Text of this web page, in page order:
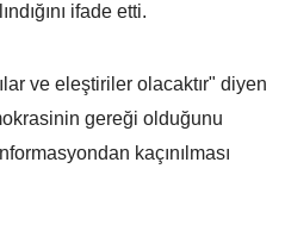
ifade etti.
ve eleştiriler olacaktır" diyen
gereği olduğunu
kaçınılması